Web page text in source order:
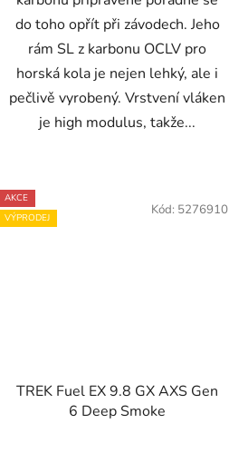
do toho opřít při závodech. Jeho
rám SL z karbonu OCLV pro
horská kola je nejen lehký, ale i
pečlivě vyrobený. Vrstvení vláken
je high modulus, takže...
AKCE
VÝPRODEJ
TREK Fuel EX 9.8 GX AXS Gen
6 Deep Smoke
Kód: 5276910